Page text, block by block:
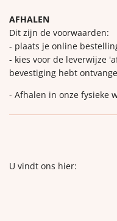
AFHALEN
Dit zijn de voorwaarden:
- plaats je online
- kies voor de leverwijze
bevestiging hebt
- Afhalen in onze fysieke
U vindt ons hier: